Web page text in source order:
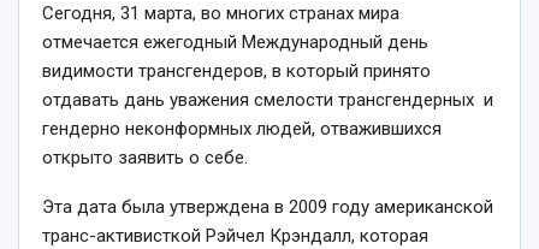
Сегодня, 31 марта, во многих странах мира
отмечается ежегодный Международный день
видимости трансгендеров, в который принято
отдавать дань уважения смелости трансгендерных и
гендерно неконформных людей, отважившихся
открыто заявить о себе.
Эта дата была утверждена в 2009 году американской
транс-активисткой Рэйчел Крэндалл, которая